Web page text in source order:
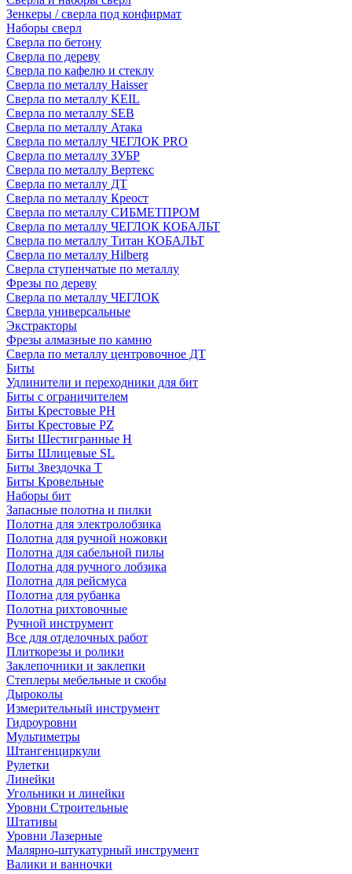
Зенкеры / сверла под конфирмат
Наборы сверл
Сверла по бетону
Сверла по дереву
Сверла по кафелю и стеклу
Сверла по металлу Haisser
Сверла по металлу KEIL
Сверла по металлу SEB
Сверла по металлу Атака
Сверла по металлу ЧЕГЛОК PRO
Сверла по металлу ЗУБР
Сверла по металлу Вертекс
Сверла по металлу ДТ
Сверла по металлу Креост
Сверла по металлу СИБМЕТПРОМ
Сверла по металлу ЧЕГЛОК КОБАЛЬТ
Сверла по металлу Титан КОБАЛЬТ
Сверла по металлу Hilberg
Сверла ступенчатые по металлу
Фрезы по дереву
Сверла по металлу ЧЕГЛОК
Сверла универсальные
Экстракторы
Фрезы алмазные по камню
Сверла по металлу центровочное ДТ
Биты
Удлинители и переходники для бит
Биты с ограничителем
Биты Крестовые PH
Биты Крестовые PZ
Биты Шестигранные H
Биты Шлицевые SL
Биты Звездочка T
Биты Кровельные
Наборы бит
Запасные полотна и пилки
Полотна для электролобзика
Полотна для ручной ножовки
Полотна для сабельной пилы
Полотна для ручного лобзика
Полотна для рейсмуса
Полотна для рубанка
Полотна рихтовочные
Ручной инструмент
Все для отделочных работ
Плиткорезы и ролики
Заклепочники и заклепки
Степлеры мебельные и скобы
Дыроколы
Измерительный инструмент
Гидроуровни
Мультиметры
Штангенциркули
Рулетки
Линейки
Угольники и линейки
Уровни Строительные
Штативы
Уровни Лазерные
Малярно-штукатурный инструмент
Валики и ванночки